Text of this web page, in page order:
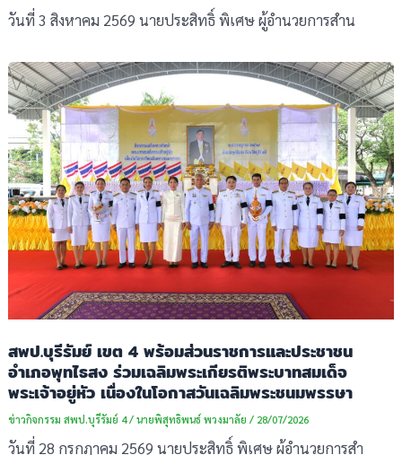
วันที่ 3 สิงหาคม 2569 นายประสิทธิ์ พิเศษ ผู้อำนวยการสำน
สพป.บุรีรัมย์ เขต 4 พร้อมส่วนราชการและประชาชน
อำเภอพุทไธสง ร่วมเฉลิมพระเกียรติพระบาทสมเด็จ
พระเจ้าอยู่หัว เนื่องในโอกาสวันเฉลิมพระชนมพรรษา
ข่าวกิจกรรม สพป.บุรีรัมย์ 4/ นายพิสุทธิพนธ์ พวงมาลัย / 28/07/2026
วันที่ 28 กรกฎาคม 2569 นายประสิทธิ์ พิเศษ ผู้อำนวยการสำ